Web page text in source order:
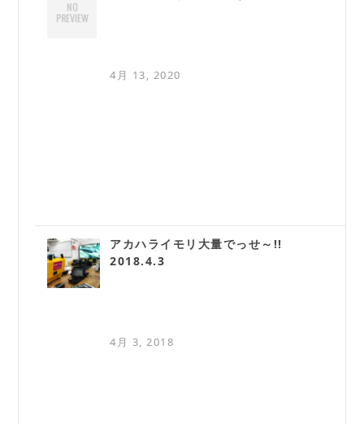
4月 13, 2020
アカハライモリ大量でっせ～!!
2018.4.3
4月 3, 2018